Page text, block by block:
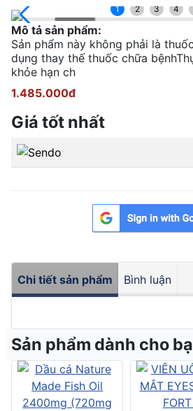
1 2 3 4
Mô tả sản phẩm:
Sản phẩm này không phải là
dụng thay thế thuốc chữa
khỏe hạn ch
1.485.000đ
Giá tốt nhất
Chi tiết sản phẩm Bình luận
Sản phẩm dành cho